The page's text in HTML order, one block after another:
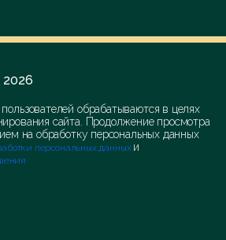
обрабатываются в целях
сайта. Продолжение просмотра
на обработку персональных данных
персональных данных и